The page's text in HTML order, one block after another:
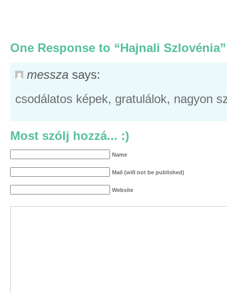
One Response to “Hajnali Szlovénia”
messza says:
csodálatos képek, gratulálok, nagyon
Most szólj hozzá... :)
Name
Mail (will not be published)
Website